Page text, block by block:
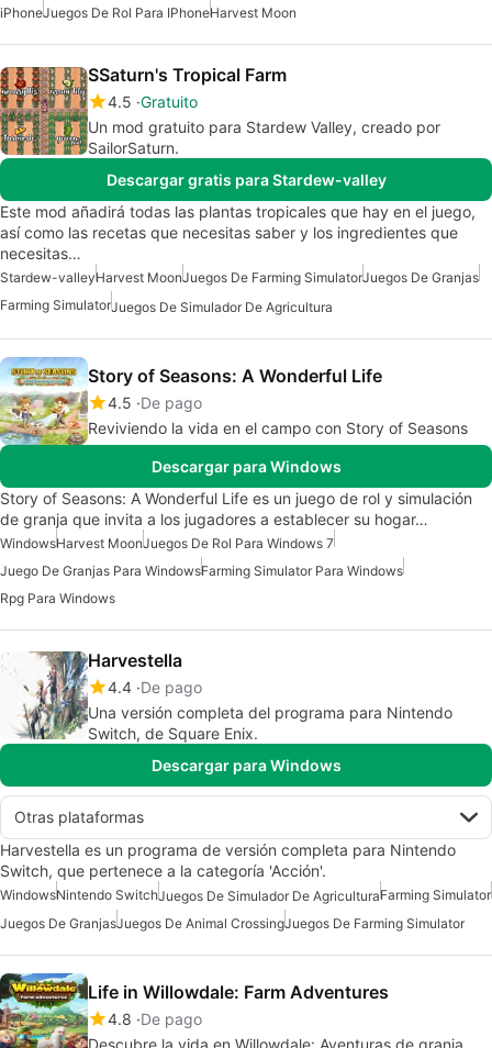
iPhoneJuegos De Rol Para IPhoneHarvest Moon
SSaturn's Tropical Farm
4.5 Gratuito
Un mod gratuito para Stardew Valley, creado por
SailorSaturn.
Descargar gratis para Stardew-valley
Este mod añadirá todas las plantas tropicales que hay en el juego,
así como las recetas que necesitas saber y los ingredientes que
necesitas…
Stardew-valleyHarvest MoonJuegos De Farming SimulatorJuegos De Granjas
Farming SimulatorJuegos De Simulador De Agricultura
Story of Seasons: A Wonderful Life
4.5 De pago
Reviviendo la vida en el campo con Story of Seasons
Descargar para Windows
Story of Seasons: A Wonderful Life es un juego de rol y simulación
de granja que invita a los jugadores a establecer su hogar…
WindowsHarvest MoonJuegos De Rol Para Windows 7
Juego De Granjas Para WindowsFarming Simulator Para Windows
Rpg Para Windows
Harvestella
4.4 De pago
Una versión completa del programa para Nintendo
Switch, de Square Enix.
Descargar para Windows
Otras plataformas
Harvestella es un programa de versión completa para Nintendo
Switch, que pertenece a la categoría 'Acción'.
WindowsNintendo SwitchJuegos De Simulador De AgriculturaFarming Simulator
Juegos De GranjasJuegos De Animal CrossingJuegos De Farming Simulator
Life in Willowdale: Farm Adventures
4.8 De pago
Descubre la vida en Willowdale: Aventuras de granja